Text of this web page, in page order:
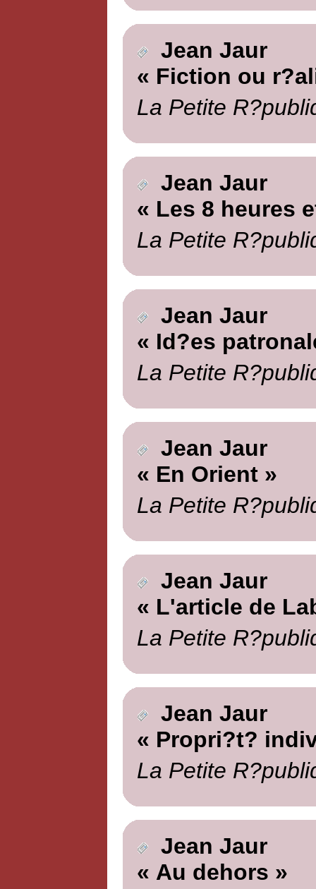
Jean Jaur
« Fiction ou
La Petite
Jean Jaur
« Les 8 heures
La Petite
Jean Jaur
« Id?es
La Petite
Jean Jaur
« En Orient »
La Petite
Jean Jaur
« L'article de
La Petite
Jean Jaur
« Propri?t?
La Petite
Jean Jaur
« Au dehors »